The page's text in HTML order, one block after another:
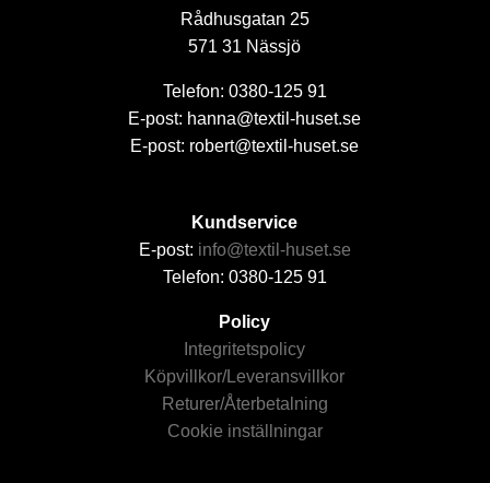
Rådhusgatan 25
571 31 Nässjö
Telefon: 0380-125 91
E-post: hanna@textil-huset.se
E-post: robert@textil-huset.se
Kundservice
E-post: info@textil-huset.se
Telefon: 0380-125 91
Policy
Integritetspolicy
Köpvillkor/Leveransvillkor
Returer/Återbetalning
Cookie inställningar